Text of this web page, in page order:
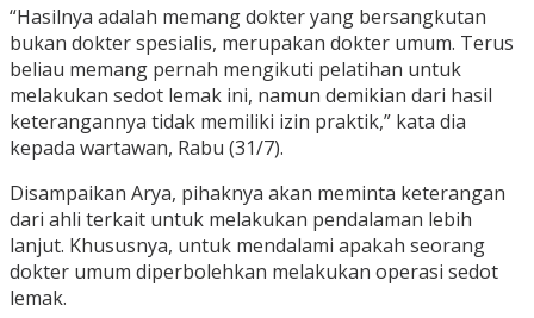
“Hasilnya adalah memang dokter yang bersangkutan
bukan dokter spesialis, merupakan dokter umum. Terus
beliau memang pernah mengikuti pelatihan untuk
melakukan sedot lemak ini, namun demikian dari hasil
keterangannya tidak memiliki izin praktik,” kata dia
kepada wartawan, Rabu (31/7).
Disampaikan Arya, pihaknya akan meminta keterangan
dari ahli terkait untuk melakukan pendalaman lebih
lanjut. Khususnya, untuk mendalami apakah seorang
dokter umum diperbolehkan melakukan operasi sedot
lemak.